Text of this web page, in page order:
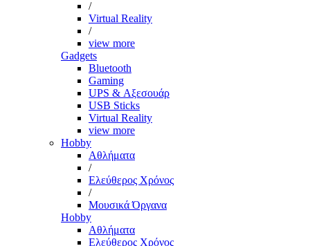
/
Virtual Reality
/
view more
Gadgets
Bluetooth
Gaming
UPS & Αξεσουάρ
USB Sticks
Virtual Reality
view more
Hobby
Αθλήματα
/
Ελεύθερος Χρόνος
/
Μουσικά Όργανα
Hobby
Αθλήματα
Ελεύθερος Χρόνος